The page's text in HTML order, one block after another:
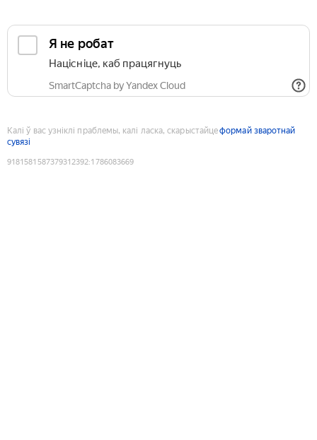
Я не робат
Націсніце, каб працягнуць
SmartCaptcha by Yandex Cloud
Калі ў вас узніклі праблемы, калі ласка, скарыстайцеформай зваротнай
сувязі
9181581587379312392:1786083669